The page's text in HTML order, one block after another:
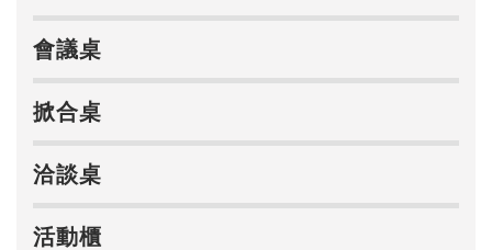
會議桌
掀合桌
洽談桌
活動櫃